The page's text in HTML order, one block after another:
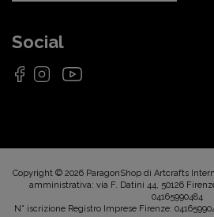
Social
Copyright © 2026 ParagonShop di Artcrafts
amministrativa: via F. Datini 44, 50126
04165990484
N° iscrizione Registro Imprese Firenze: